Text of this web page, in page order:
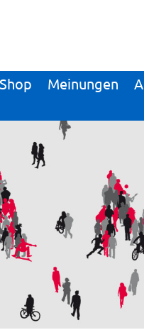
Shop Meinungen